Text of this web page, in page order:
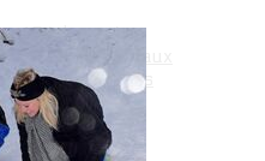
/ Déchetterie
- Services sociaux
-Santé & Divers
justice
en ligne